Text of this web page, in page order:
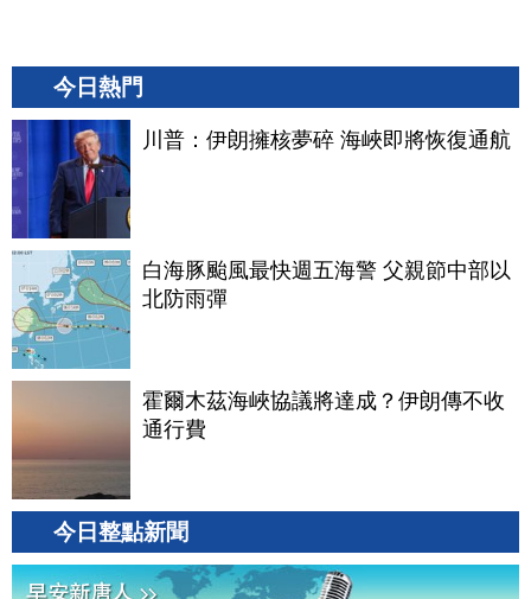
今日熱門
川普：伊朗擁核夢碎 海峽即將恢復通航
白海豚颱風最快週五海警 父親節中部以
北防雨彈
霍爾木茲海峽協議將達成？伊朗傳不收
通行費
今日整點新聞